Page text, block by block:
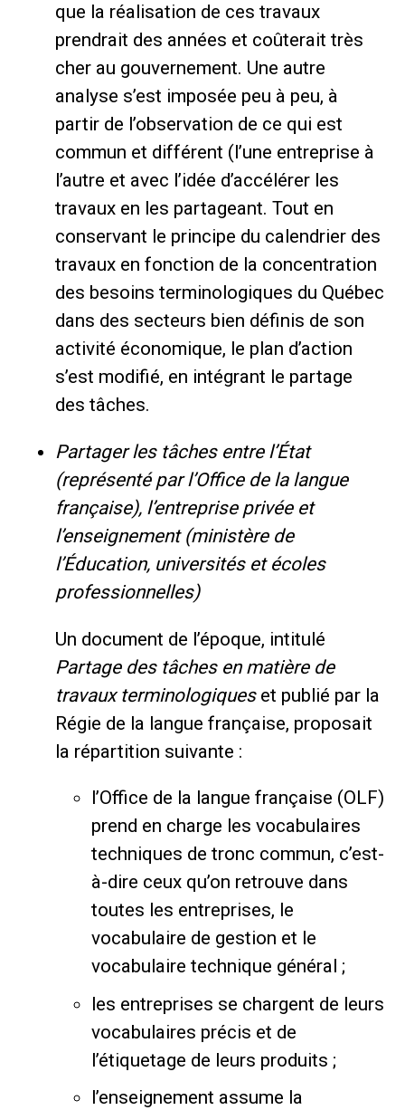
que la réalisation de ces travaux
prendrait des années et coûterait très
cher au gouvernement. Une autre
analyse s’est imposée peu à peu, à
partir de l’observation de ce qui est
commun et différent (l’une entreprise à
l’autre et avec l’idée d’accélérer les
travaux en les partageant. Tout en
conservant le principe du calendrier des
travaux en fonction de la concentration
des besoins terminologiques du Québec
dans des secteurs bien définis de son
activité économique, le plan d’action
s’est modifié, en intégrant le partage
des tâches.
Partager les tâches entre l’État
(représenté par l’Office de la langue
française), l’entreprise privée et
l’enseignement (ministère de
l’Éducation, universités et écoles
professionnelles)
Un document de l’époque, intitulé
Partage des tâches en matière de
travaux terminologiqueset publié par la
Régie de la langue française, proposait
la répartition suivante :
l’Office de la langue française (OLF)
prend en charge les vocabulaires
techniques de tronc commun, c’est-
à-dire ceux qu’on retrouve dans
toutes les entreprises, le
vocabulaire de gestion et le
vocabulaire technique général ;
les entreprises se chargent de leurs
vocabulaires précis et de
l’étiquetage de leurs produits ;
l’enseignement assume la